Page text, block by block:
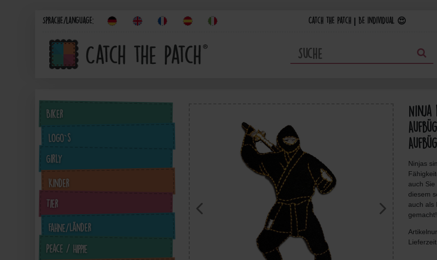
Sprache/Language: Catch the Patch | Be individual 😍
Biker
Logo`s
Girly
Kinder
Tier
Fahne/Länder
Peace / Hippie
Ninja
Ninjas
auch
diesem
auch als
gemacht!